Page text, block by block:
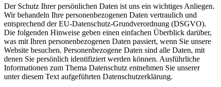
Der Schutz Ihrer persönlichen Daten ist uns ein wichtiges Anliegen.
Wir behandeln Ihre personenbezogenen Daten vertraulich und
entsprechend der EU-Datenschutz-Grundverordnung (DSGVO).
Die folgenden Hinweise geben einen einfachen Überblick darüber,
was mit Ihren personenbezogenen Daten passiert, wenn Sie unsere
Website besuchen. Personenbezogene Daten sind alle Daten, mit
denen Sie persönlich identifiziert werden können. Ausführliche
Informationen zum Thema Datenschutz entnehmen Sie unserer
unter diesem Text aufgeführten Datenschutzerklärung.